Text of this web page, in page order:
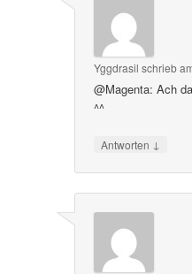
Yggdrasil schrieb
@Magenta: Ach
^^
Antworten ↓